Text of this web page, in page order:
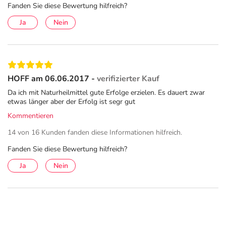
Gelenkgesundheit auswirken. Wer rechtzeitig
gegensteuert und auf natürliche Unterstützung setzt,
kann sein Wohlbefinden verbessern und den Alltag
wieder aktiver gestalten.
Pflichtangaben:
Zeel comp.N Tabletten. Anw.geb.: Sie leiten sich von den
homöopath. Arzneimittelbildern ab. Dazu gehören: Rheumatische
Gelenkbeschw. Warnhinweise: Enth. Laktose. Packungsbeilage
Nebenwirkungen lesen Sie die Packungsbeilage und fragen Sie
Ihre Ärztin, Ihren Arzt oder in Ihrer Apotheke.
Anwendung
Fanden Sie diese Bewertung hilfreich?
Ja
Nein
HOFF am 06.06.2017 - verifizierter Kauf
Da ich mit Naturheilmittel gute Erfolge erzielen. Es dauert zwar
etwas länger aber der Erfolg ist segr gut
Kommentieren
14 von 16 Kunden fanden diese Informationen hilfreich.
Fanden Sie diese Bewertung hilfreich?
Ja
Nein